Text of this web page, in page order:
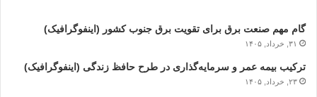
گام مهم صنعت برق برای تقویت برق جنوب کشور (اینفوگرافیک)
۳۱, خرداد, ۱۴۰۵
ترکیب بیمه عمر و سرمایه‌گذاری در طرح حافظ زندگی (اینفوگرافیک)
۲۳, خرداد, ۱۴۰۵